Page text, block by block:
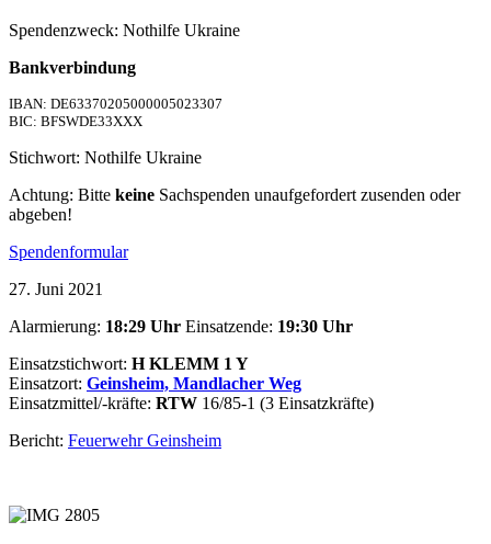
Spendenzweck: Nothilfe Ukraine
Bankverbindung
IBAN: DE63370205000005023307
BIC: BFSWDE33XXX
Stichwort: Nothilfe Ukraine
Achtung: Bitte keine Sachspenden unaufgefordert zusenden oder
abgeben!
Spendenformular
27. Juni 2021
Alarmierung: 18:29 Uhr Einsatzende: 19:30 Uhr
Einsatzstichwort: H KLEMM 1 Y
Einsatzort: Geinsheim, Mandlacher Weg
Einsatzmittel/-kräfte: RTW 16/85-1 (3 Einsatzkräfte)
Bericht: Feuerwehr Geinsheim